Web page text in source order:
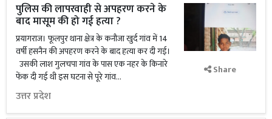
पुलिस की लापरवाही से अपहरण करने के
बाद मासूम की हो गई हत्या ?
प्रयागराज। फूलपुर थाना क्षेत्र के कनौजा खुर्द गांव में 14
वर्षी हसनैन की अपहरण करने के बाद हत्या कर दी गई।
उसकी लाश गुलचपा गांव के पास एक नहर के किनारे
फेंक दी गई थी‌ इस घटना से पूरे गांव...
उत्तर प्रदेश
Share